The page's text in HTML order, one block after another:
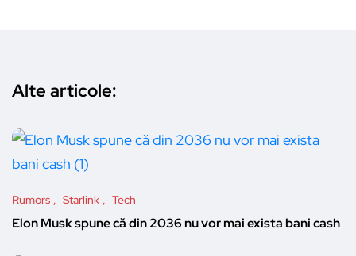
Alte articole:
Rumors Starlink Tech
Elon Musk spune că din 2036 nu vor mai exista bani cash